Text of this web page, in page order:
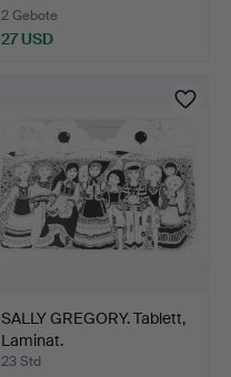
2 Gebote
27 USD
SALLY GREGORY. Tablett,
Laminat.
23 Std